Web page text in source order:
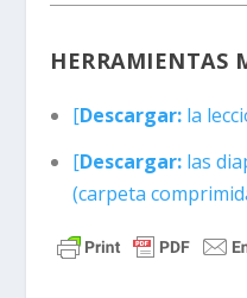
HERRAMIENTAS
[Descargar:la
[Descargar:las
(carpeta